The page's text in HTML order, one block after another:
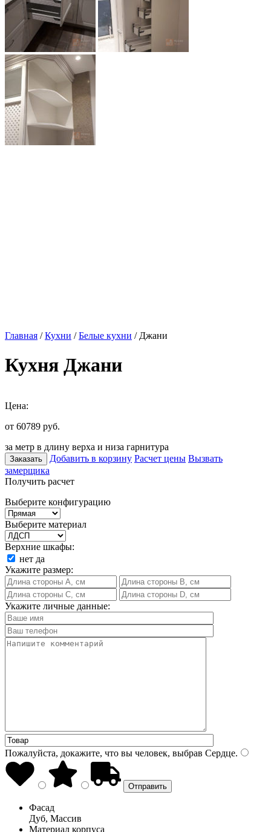
Главная /Кухни /Белые кухни / Джани
Кухня Джани
Цена:
от 60789 руб.
за метр в длину верха и низа гарнитура
Заказать Добавить в корзину Расчет цены Вызвать
замерщика
Получить расчет
Выберите конфигурацию
Выберите материал
Верхние шкафы:
нет да
Укажите размер:
Укажите личные данные:
Пожалуйста, докажите, что вы человек, выбрав Сердце.
Фасад
Дуб, Массив
Материал корпуса